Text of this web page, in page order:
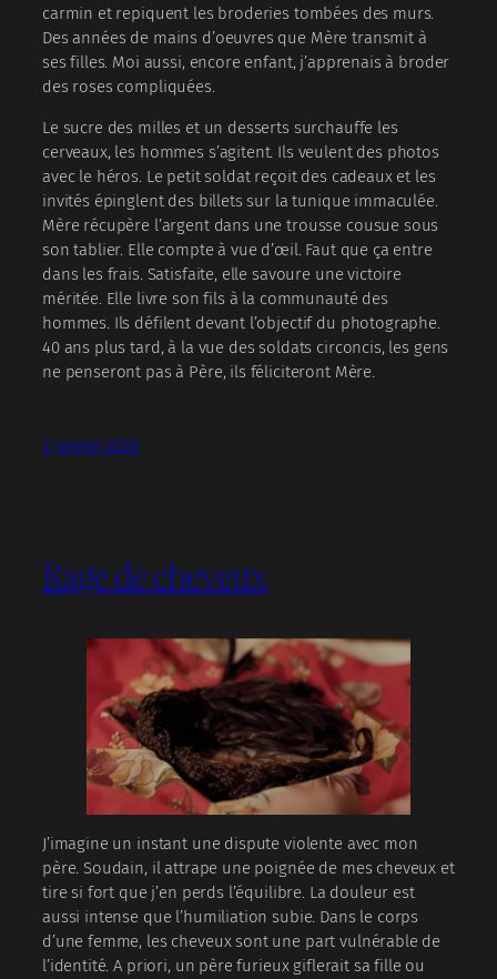
carmin et repiquent les broderies tombées des murs.
Des années de mains d’oeuvres que Mère transmit à
ses filles. Moi aussi, encore enfant, j’apprenais à broder
des roses compliquées.
Le sucre des milles et un desserts surchauffe les
cerveaux, les hommes s’agitent. Ils veulent des photos
avec le héros. Le petit soldat reçoit des cadeaux et les
invités épinglent des billets sur la tunique immaculée.
Mère récupère l’argent dans une trousse cousue sous
son tablier. Elle compte à vue d’œil. Faut que ça entre
dans les frais. Satisfaite, elle savoure une victoire
méritée. Elle livre son fils à la communauté des
hommes. Ils défilent devant l’objectif du photographe.
40 ans plus tard, à la vue des soldats circoncis, les gens
ne penseront pas à Père, ils féliciteront Mère.
2 janvier 2026
Rage de cheveux
J’imagine un instant une dispute violente avec mon
père. Soudain, il attrape une poignée de mes cheveux et
tire si fort que j’en perds l’équilibre. La douleur est
aussi intense que l’humiliation subie. Dans le corps
d’une femme, les cheveux sont une part vulnérable de
l’identité. A priori, un père furieux giflerait sa fille ou